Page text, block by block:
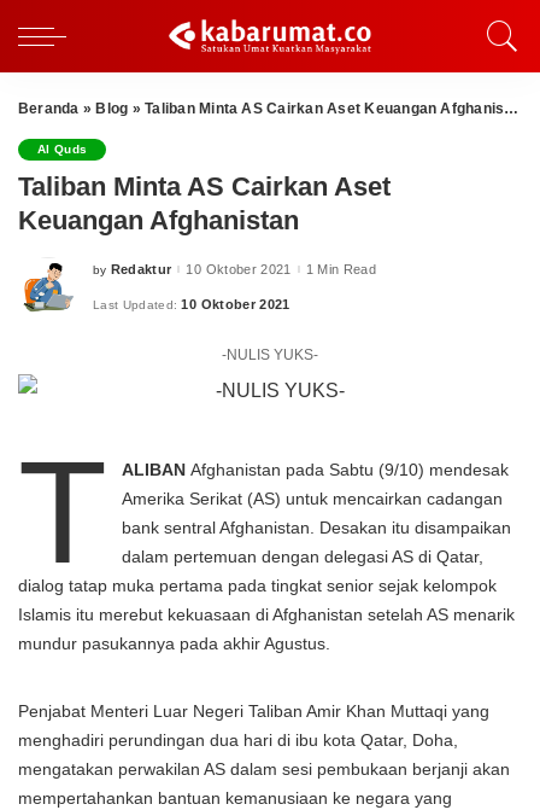
Beranda » Blog »Taliban Minta AS Cairkan Aset Keuangan Afghanistan
Al Quds
Taliban Minta AS Cairkan Aset
Keuangan Afghanistan
Posted
by Redaktur 10 Oktober 2021 1 Min Read
Last Updated: 10 Oktober 2021
-NULIS YUKS-
T ALIBANAfghanistan pada Sabtu (9/10) mendesak
Amerika Serikat (AS) untuk mencairkan cadangan
bank sentral Afghanistan. Desakan itu disampaikan
dalam pertemuan dengan delegasi AS di Qatar,
dialog tatap muka pertama pada tingkat senior sejak kelompok
Islamis itu merebut kekuasaan di Afghanistan setelah AS menarik
mundur pasukannya pada akhir Agustus.
Penjabat Menteri Luar Negeri Taliban Amir Khan Muttaqi yang
menghadiri perundingan dua hari di ibu kota Qatar, Doha,
mengatakan perwakilan AS dalam sesi pembukaan berjanji akan
mempertahankan bantuan kemanusiaan ke negara yang